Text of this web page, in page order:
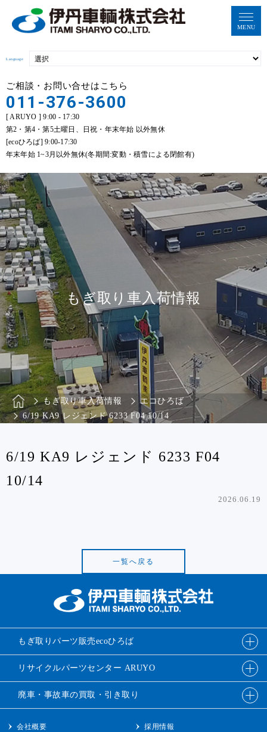
MENU
Language
ご相談・お問い合せはこちら
011-376-3600
[ ARUYO ] 9:00 - 17:30
第2・第4・第5土曜日、日祝・年末年始 以外無休
[ecoひろば] 9:00-17:30
年末年始 1~3月以外無休(冬期間:変動・積雪による閉館有)
もぎ取り車入荷情報
もぎ取り車入荷情報
エコひろば
6/19 KA9 レジェンド 6233 F04 10/14
6/19 KA9 レジェンド 6233 F04
10/14
2026.06.19
一覧へ戻る
もぎ取りパーツ販売ecoひろば
リサイクルパーツセンター ARUYO
廃車・事故車の買取・引き取り
会社概要
採用情報